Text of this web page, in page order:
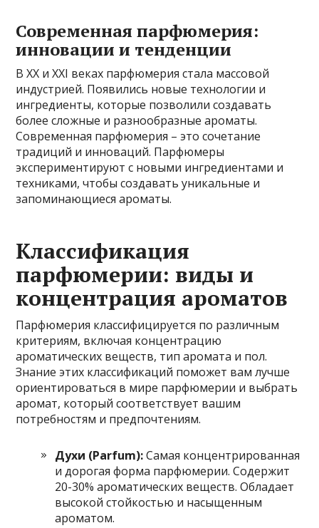
Современная парфюмерия:
инновации и тенденции
В XX и XXI веках парфюмерия стала массовой
индустрией. Появились новые технологии и
ингредиенты, которые позволили создавать
более сложные и разнообразные ароматы.
Современная парфюмерия – это сочетание
традиций и инноваций. Парфюмеры
экспериментируют с новыми ингредиентами и
техниками, чтобы создавать уникальные и
запоминающиеся ароматы.
Классификация
парфюмерии: виды и
концентрация ароматов
Парфюмерия классифицируется по различным
критериям, включая концентрацию
ароматических веществ, тип аромата и пол.
Знание этих классификаций поможет вам лучше
ориентироваться в мире парфюмерии и выбрать
аромат, который соответствует вашим
потребностям и предпочтениям.
Духи (Parfum):Самая концентрированная
и дорогая форма парфюмерии. Содержит
20-30% ароматических веществ. Обладает
высокой стойкостью и насыщенным
ароматом.